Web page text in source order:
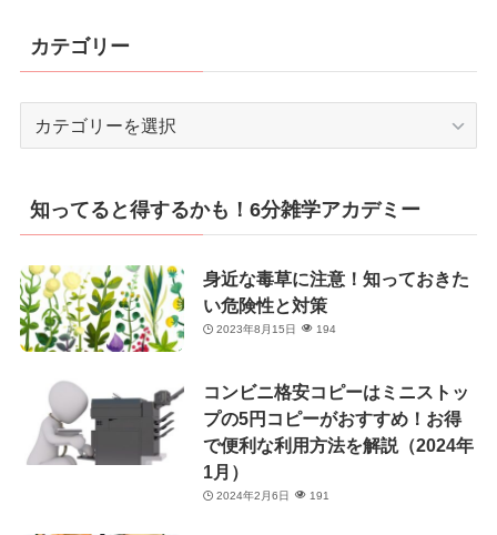
カテゴリー
リ
ー
知ってると得するかも！6分雑学アカデミー
身近な毒草に注意！知っておきた
い危険性と対策
2023年8月15日 194
コンビニ格安コピーはミニストッ
プの5円コピーがおすすめ！お得
で便利な利用方法を解説（2024年
1月）
2024年2月6日 191